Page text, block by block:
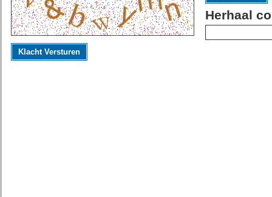
Herhaal
Klacht Versturen